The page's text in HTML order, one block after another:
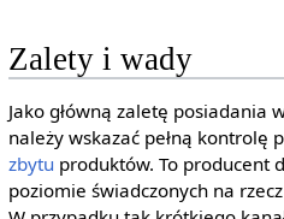
Zalety i wady
Jako główną zaletę posiadania
należy wskazać pełną kontrolę
zbytu produktów. To producent
poziomie świadczonych na